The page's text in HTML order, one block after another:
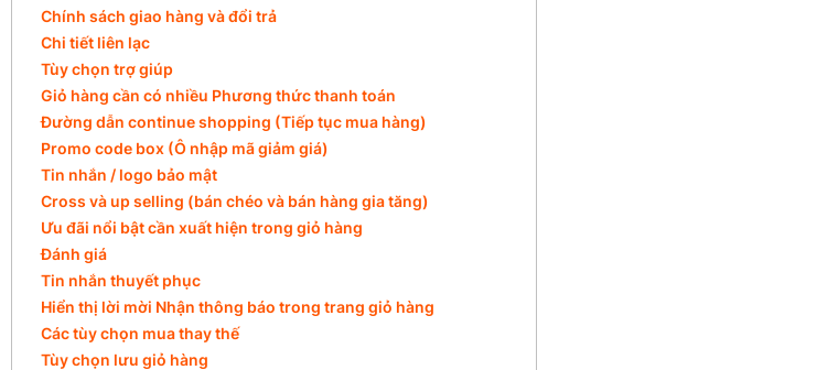
Chính sách giao hàng và đổi trả
Chi tiết liên lạc
Tùy chọn trợ giúp
Giỏ hàng cần có nhiều Phương thức thanh toán
Đường dẫn continue shopping (Tiếp tục mua hàng)
Promo code box (Ô nhập mã giảm giá)
Tin nhắn / logo bảo mật
Cross và up selling (bán chéo và bán hàng gia tăng)
Ưu đãi nổi bật cần xuất hiện trong giỏ hàng
Đánh giá
Tin nhắn thuyết phục
Hiển thị lời mời Nhận thông báo trong trang giỏ hàng
Các tùy chọn mua thay thế
Tùy chọn lưu giỏ hàng